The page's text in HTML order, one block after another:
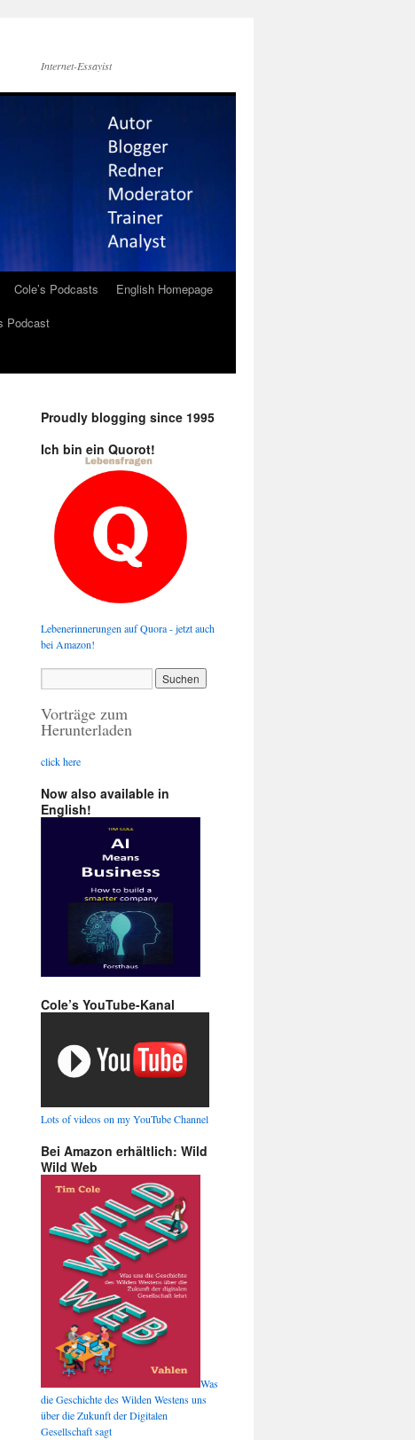
Internet-Essayist
Cole’s Podcasts
English Homepage
Podcast
Proudly blogging since 1995
Ich bin ein Quorot!
Lebenerinnerungen auf Quora - jetzt auch
bei Amazon!
Vorträge zum
Herunterladen
click here
Now also available in
English!
Cole’s YouTube-Kanal
Lots of videos on my YouTube Channel
Bei Amazon erhältlich: Wild
Wild Web
Was
die Geschichte des Wilden Westens uns
über die Zukunft der Digitalen
Gesellschaft sagt